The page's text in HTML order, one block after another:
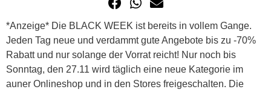
*Anzeige* Die BLACK WEEK ist bereits in vollem Gange.
Jeden Tag neue und verdammt gute Angebote bis zu -70%
Rabatt und nur solange der Vorrat reicht! Nur noch bis
Sonntag, den 27.11 wird täglich eine neue Kategorie im
auner Onlineshop und in den Stores freigeschalten. Die